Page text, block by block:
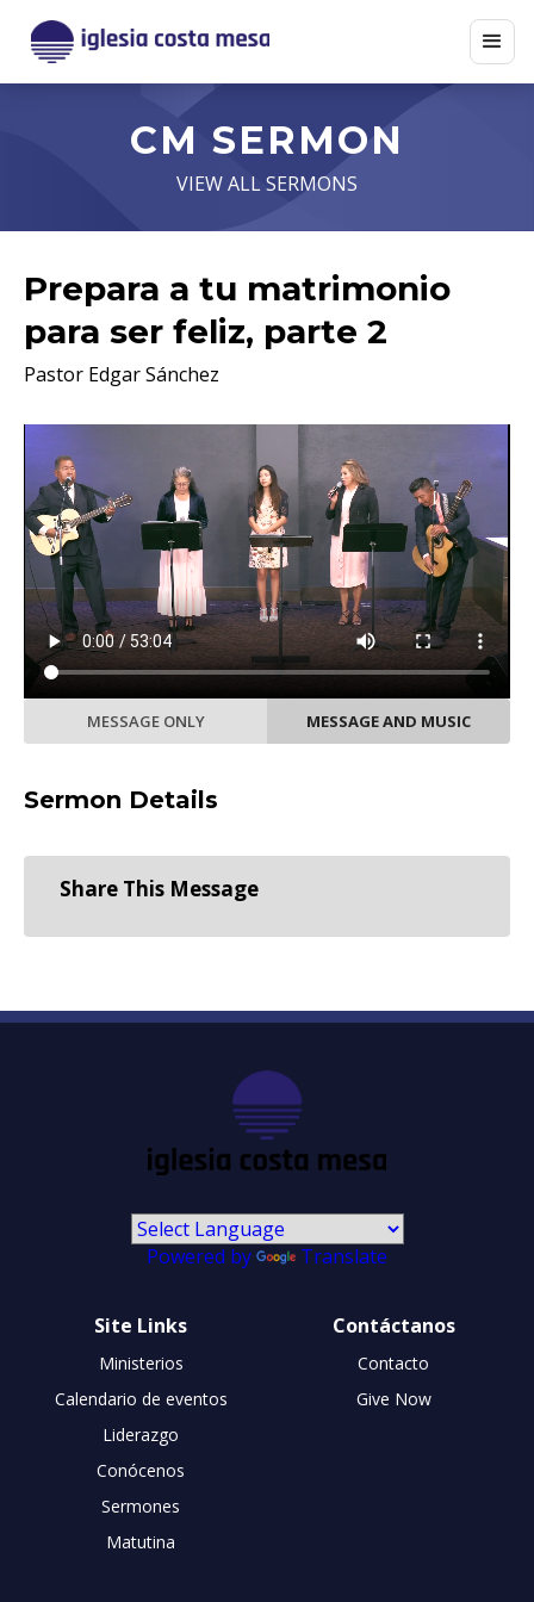
CM SERMON
VIEW ALL SERMONS
Prepara a tu matrimonio
para ser feliz, parte 2
Pastor Edgar Sánchez
MESSAGE ONLY MESSAGE AND MUSIC
Sermon Details
Share This Message
Powered by Translate
Site Links
Ministerios
Calendario de eventos
Liderazgo
Conócenos
Sermones
Matutina
Contáctanos
Contacto
Give Now